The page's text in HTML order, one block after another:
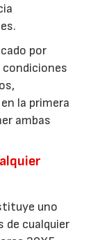
por
condiciones
la primera
ambas
uno
de cualquier